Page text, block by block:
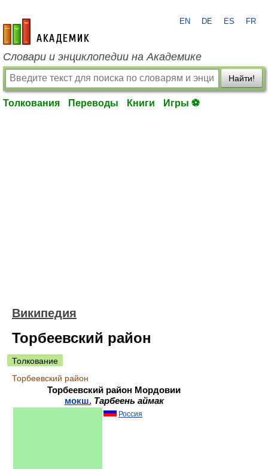
academic.ru
EN DE ES FR
Словари и энциклопедии на Академике
Найти!
Толкования Переводы Книги Игры ⚽
Википедия
Торбеевский район
Толкование
Торбеевский район
Торбеевский район Мордовии
мокш. Тарбеень аймак
Россия